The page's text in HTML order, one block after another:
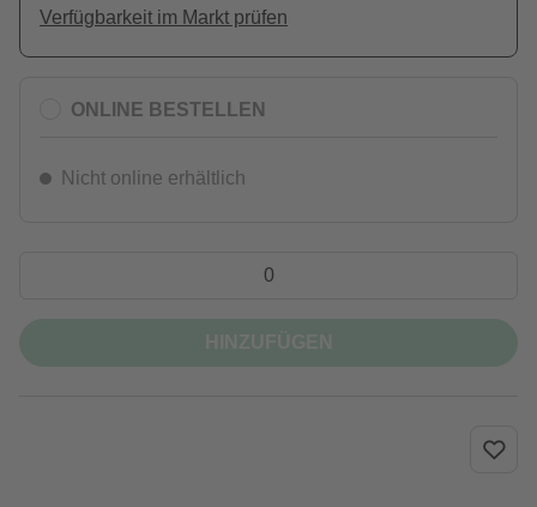
Verfügbarkeit im Markt prüfen
ONLINE BESTELLEN
Nicht online erhältlich